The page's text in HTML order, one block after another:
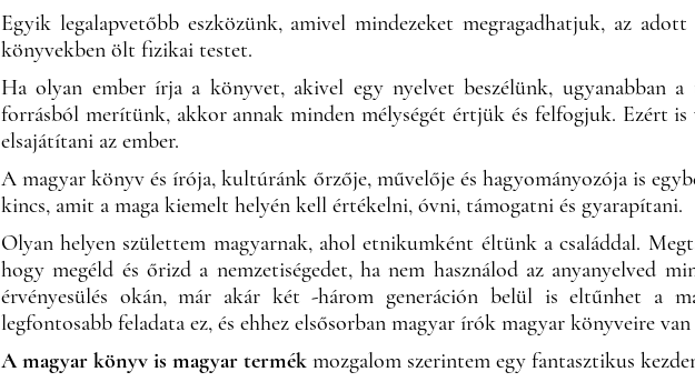
Egyik legalapvetőbb eszközünk, amivel mindezeket megragadhatjuk, az
könyvekben ölt fizikai testet.
Ha olyan ember írja a könyvet, akivel egy nyelvet beszélünk, ugyanabban a
forrásból merítünk, akkor annak minden mélységét értjük és felfogjuk. Ezért
elsajátítani az ember.
A magyar könyv és írója, kultúránk őrzője, művelője és hagyományozója is
kincs, amit a maga kiemelt helyén kell értékelni, óvni, támogatni és gyarapítani.
Olyan helyen születtem magyarnak, ahol etnikumként éltünk a családdal.
hogy megéld és őrizd a nemzetiségedet, ha nem használod az anyanyelved
érvényesülés okán, már akár két -három generáción belül is eltűnhet a
legfontosabb feladata ez, és ehhez elsősorban magyar írók magyar könyveire van
A magyar könyv is magyar termékmozgalom szerintem egy fantasztikus